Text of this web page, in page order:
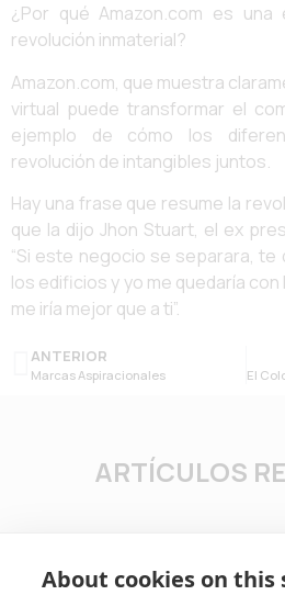
¿Por qué Amazon.com es
revolución inmaterial?
Amazon.com, que muestra
virtual puede transformar el
ejemplo de cómo los
revolución de intangibles juntos.
Hay una frase que resume la
que la dijo Jhon Stuart, el ex
“Si este negocio se separara, te
los edificios y yo me quedaría
me iría mejor que a ti”.
ANTERIOR
Marcas Aspiracionales
ARTÍCULOS
About cookies on this